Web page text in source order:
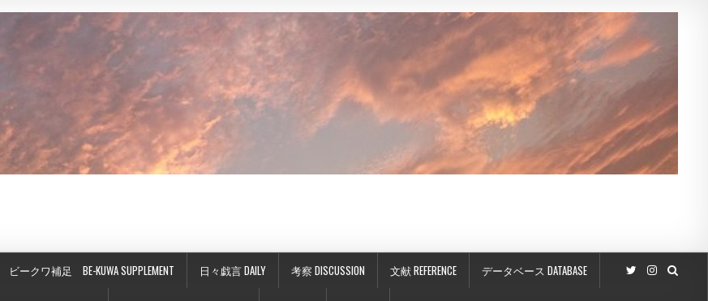
ビークワ補足 BE-KUWA SUPPLEMENT 日々戯言 DAILY 考察 DISCUSSION 文献 REFERENCE データベース DATABASE